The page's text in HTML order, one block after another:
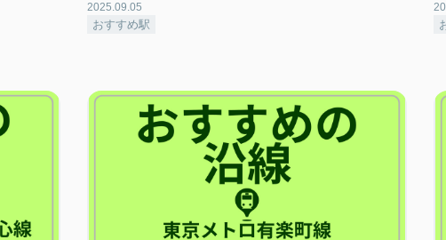
2025.09.05
おすすめ駅